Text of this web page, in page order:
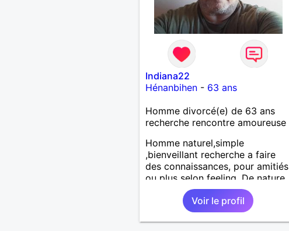
Indiana22
Hénanbihen- 63 ans
Homme divorcé(e) de 63 ans
recherche rencontre amoureuse
Homme naturel,simple
,bienveillant recherche a faire
des connaissances, pour amitiés
ou plus selon feeling. De nature
très câline et très tactile ,je suis
fidèle et sincère.,et très
respectueux ! Je ne supporte
pas le mensonge.Rien ne vaut
Voir le profil